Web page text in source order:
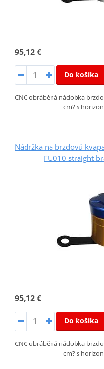
95,12 €
Do košíka
CNC obráběná nádobka
cm? s
Nádržka na brzdovú
FU010 straight
95,12 €
Do košíka
CNC obráběná nádobka
cm? s